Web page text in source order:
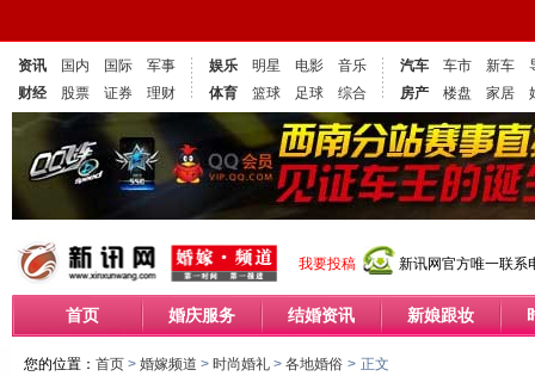
资讯 国内 国际
军事
财经
股票 证券 理财
娱乐 明星 电影
音乐
体育
篮球 足球 综合
汽车 车市 新车
房产
楼盘 家居
我要投稿 新讯网官方唯一联
首页 婚庆服务 结婚资讯 新娘跟妆
您的位置： 首页 > 婚嫁频道 > 时尚婚礼 > 各地婚俗 > 正文